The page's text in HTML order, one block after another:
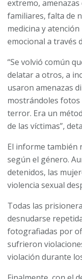
extremo,
familiares, falta de
medicina y
emocional a través
“Se volvió común
delatar a otros, a
usaron amenazas
mostrándoles
terror. Era un
de las víctimas”,
El informe también
según el género.
detenidos, las
violencia sexual
Todas las
desnudarse
fotografiadas por
sufrieron
violación durante